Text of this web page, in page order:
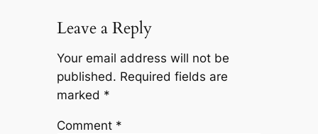
Leave a Reply
Your email address will not be
published. Required fields are
marked *
Comment *